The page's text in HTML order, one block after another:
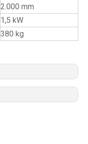
2.000 mm
1,5 kW
380 kg